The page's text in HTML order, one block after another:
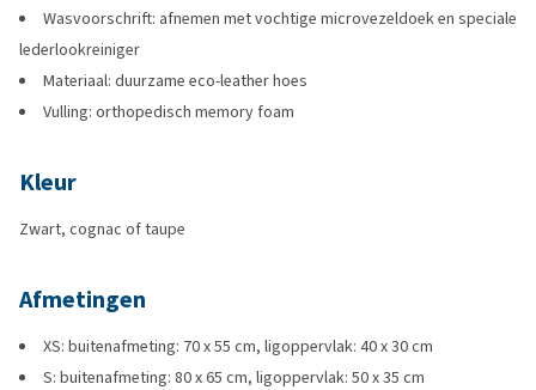
Wasvoorschrift: afnemen met vochtige microvezeldoek en speciale
lederlookreiniger
Materiaal: duurzame eco-leather hoes
Vulling: orthopedisch memory foam
Kleur
Zwart, cognac of taupe
Afmetingen
XS: buitenafmeting: 70 x 55 cm, ligoppervlak: 40 x 30 cm
S: buitenafmeting: 80 x 65 cm, ligoppervlak: 50 x 35 cm